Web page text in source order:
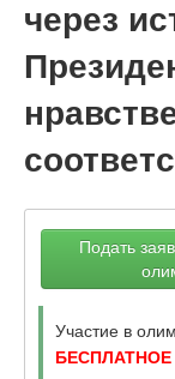
через
Подать
Участие в
БЕСПЛАТНОЕ